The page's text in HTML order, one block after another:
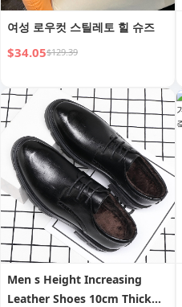
여성 로우컷 스틸레토 힐 슈즈
$34.05$129.39
Men s Height Increasing
Leather Shoes 10cm Thick